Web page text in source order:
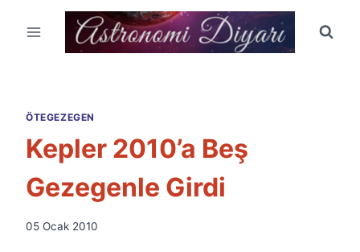
ÖTEGEZEGEN
Kepler 2010’a Beş
Gezegenle Girdi
By
05 Ocak 2010